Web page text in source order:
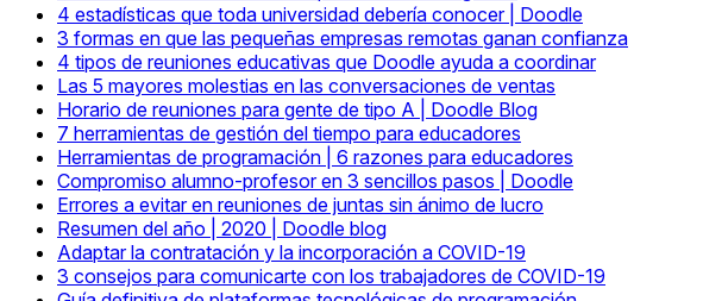
4 estadísticas que toda universidad debería conocer | Doodle
3 formas en que las pequeñas empresas remotas ganan confianza
4 tipos de reuniones educativas que Doodle ayuda a coordinar
Las 5 mayores molestias en las conversaciones de ventas
Horario de reuniones para gente de tipo A | Doodle Blog
7 herramientas de gestión del tiempo para educadores
Herramientas de programación | 6 razones para educadores
Compromiso alumno-profesor en 3 sencillos pasos | Doodle
Errores a evitar en reuniones de juntas sin ánimo de lucro
Resumen del año | 2020 | Doodle blog
Adaptar la contratación y la incorporación a COVID-19
3 consejos para comunicarte con los trabajadores de COVID-19